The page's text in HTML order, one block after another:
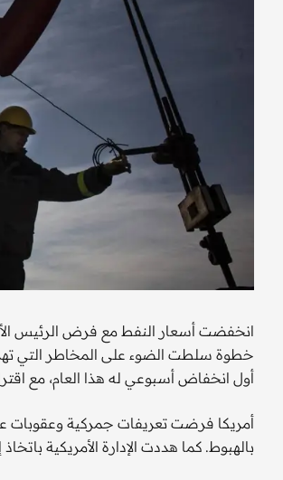
انخفضت أسعار النفط مع فرض الرئيس
أول انخفاض أسبوعي له هذا العام، مع
أمريكا فرضت تعريفات جمركية وعقوبات
بالهبوط. كما هددت الإدارة الأمريكية